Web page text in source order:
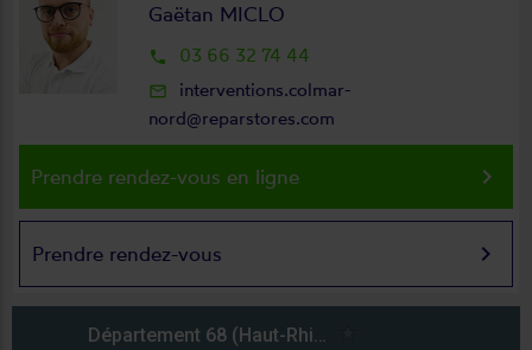
Gaëtan MICLO
local_phone 03 66 32 74 44
mail_outline
interventions.colmar-
nord@reparstores.com
Prendre rendez-vous en ligne keyboard_arrow_right
Prendre rendez-vous keyboard_arrow_right